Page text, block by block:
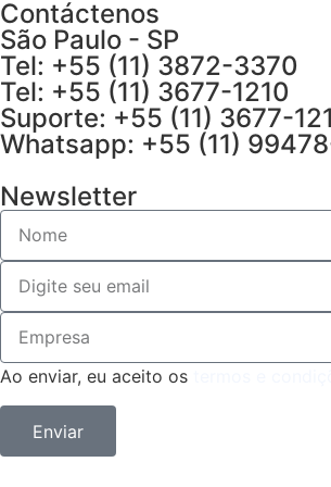
Contáctenos
São Paulo - SP
Tel: +55 (11) 3872-3370
Tel: +55 (11) 3677-1210
Suporte: +55 (11) 3677-
Whatsapp: +55 (11)
Newsletter
Ao enviar, eu aceito os
Enviar